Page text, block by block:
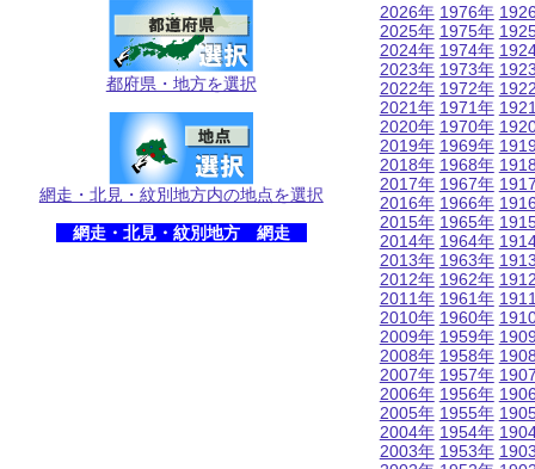
都府県・地方を選択
網走・北見・紋別地方内の地点を選択
網走・北見・紋別地方 網走
2026年
2025年
2024年
2023年
2022年
2021年
2020年
2019年
2018年
2017年
2016年
2015年
2014年
2013年
2012年
2011年
2010年
2009年
2008年
2007年
2006年
2005年
2004年
2003年
1976年
1975年
1974年
1973年
1972年
1971年
1970年
1969年
1968年
1967年
1966年
1965年
1964年
1963年
1962年
1961年
1960年
1959年
1958年
1957年
1956年
1955年
1954年
1953年